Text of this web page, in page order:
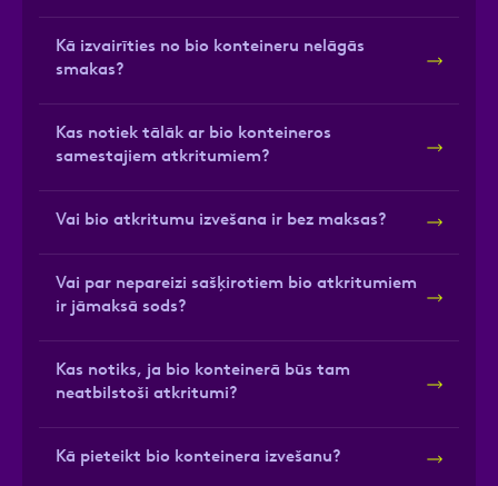
Kā izvairīties no bio konteineru nelāgās
smakas?
Kas notiek tālāk ar bio konteineros
samestajiem atkritumiem?
Vai bio atkritumu izvešana ir bez maksas?
Vai par nepareizi sašķirotiem bio atkritumiem
ir jāmaksā sods?
Kas notiks, ja bio konteinerā būs tam
neatbilstoši atkritumi?
Kā pieteikt bio konteinera izvešanu?